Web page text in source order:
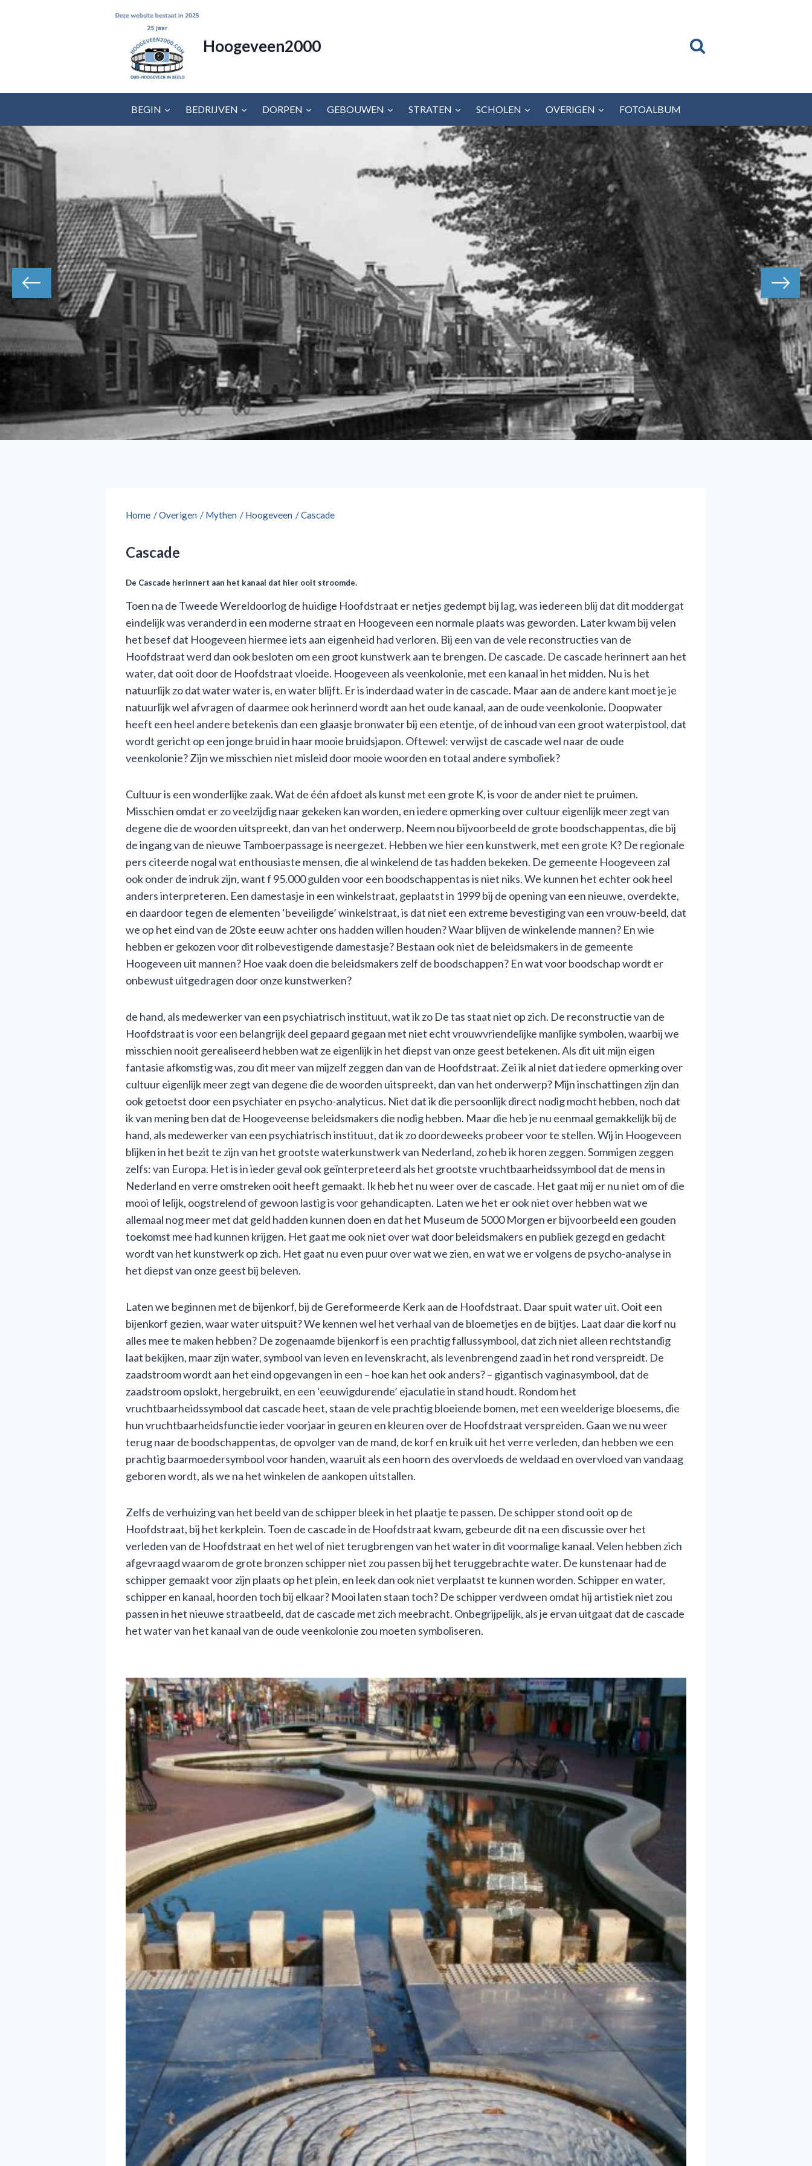
Hoogeveen2000
BEGIN BEDRIJVEN DORPEN GEBOUWEN STRATEN SCHOLEN OVERIGEN FOTOALBUM
Home /Overigen / Mythen / Hoogeveen /Cascade
Cascade
De Cascade herinnert aan het kanaal dat hier ooit stroomde.
Toen na de Tweede Wereldoorlog de huidige Hoofdstraat er netjes gedempt bij lag, was iedereen blij dat dit moddergat
eindelijk was veranderd in een moderne straat en Hoogeveen een normale plaats was geworden. Later kwam bij velen
het besef dat Hoogeveen hiermee iets aan eigenheid had verloren. Bij een van de vele reconstructies van de
Hoofdstraat werd dan ook besloten om een groot kunstwerk aan te brengen. De cascade. De cascade herinnert aan het
water, dat ooit door de Hoofdstraat vloeide. Hoogeveen als veenkolonie, met een kanaal in het midden. Nu is het
natuurlijk zo dat water water is, en water blijft. Er is inderdaad water in de cascade. Maar aan de andere kant moet je je
natuurlijk wel afvragen of daarmee ook herinnerd wordt aan het oude kanaal, aan de oude veenkolonie. Doopwater
heeft een heel andere betekenis dan een glaasje bronwater bij een etentje, of de inhoud van een groot waterpistool, dat
wordt gericht op een jonge bruid in haar mooie bruidsjapon. Oftewel: verwijst de cascade wel naar de oude
veenkolonie? Zijn we misschien niet misleid door mooie woorden en totaal andere symboliek?
Cultuur is een wonderlijke zaak. Wat de één afdoet als kunst met een grote K, is voor de ander niet te pruimen.
Misschien omdat er zo veelzijdig naar gekeken kan worden, en iedere opmerking over cultuur eigenlijk meer zegt van
degene die de woorden uitspreekt, dan van het onderwerp. Neem nou bijvoorbeeld de grote boodschappentas, die bij
de ingang van de nieuwe Tamboerpassage is neergezet. Hebben we hier een kunstwerk, met een grote K? De regionale
pers citeerde nogal wat enthousiaste mensen, die al winkelend de tas hadden bekeken. De gemeente Hoogeveen zal
ook onder de indruk zijn, want f 95.000 gulden voor een boodschappentas is niet niks. We kunnen het echter ook heel
anders interpreteren. Een damestasje in een winkelstraat, geplaatst in 1999 bij de opening van een nieuwe, overdekte,
en daardoor tegen de elementen ‘beveiligde’ winkelstraat, is dat niet een extreme bevestiging van een vrouw-beeld, dat
we op het eind van de 20ste eeuw achter ons hadden willen houden? Waar blijven de winkelende mannen? En wie
hebben er gekozen voor dit rolbevestigende damestasje? Bestaan ook niet de beleidsmakers in de gemeente
Hoogeveen uit mannen? Hoe vaak doen die beleidsmakers zelf de boodschappen? En wat voor boodschap wordt er
onbewust uitgedragen door onze kunstwerken?
de hand, als medewerker van een psychiatrisch instituut, wat ik zo De tas staat niet op zich. De reconstructie van de
Hoofdstraat is voor een belangrijk deel gepaard gegaan met niet echt vrouwvriendelijke manlijke symbolen, waarbij we
misschien nooit gerealiseerd hebben wat ze eigenlijk in het diepst van onze geest betekenen. Als dit uit mijn eigen
fantasie afkomstig was, zou dit meer van mijzelf zeggen dan van de Hoofdstraat. Zei ik al niet dat iedere opmerking over
cultuur eigenlijk meer zegt van degene die de woorden uitspreekt, dan van het onderwerp? Mijn inschattingen zijn dan
ook getoetst door een psychiater en psycho-analyticus. Niet dat ik die persoonlijk direct nodig mocht hebben, noch dat
ik van mening ben dat de Hoogeveense beleidsmakers die nodig hebben. Maar die heb je nu eenmaal gemakkelijk bij de
hand, als medewerker van een psychiatrisch instituut, dat ik zo doordeweeks probeer voor te stellen. Wij in Hoogeveen
blijken in het bezit te zijn van het grootste waterkunstwerk van Nederland, zo heb ik horen zeggen. Sommigen zeggen
zelfs: van Europa. Het is in ieder geval ook geïnterpreteerd als het grootste vruchtbaarheidssymbool dat de mens in
Nederland en verre omstreken ooit heeft gemaakt. Ik heb het nu weer over de cascade. Het gaat mij er nu niet om of die
mooi of lelijk, oogstrelend of gewoon lastig is voor gehandicapten. Laten we het er ook niet over hebben wat we
allemaal nog meer met dat geld hadden kunnen doen en dat het Museum de 5000 Morgen er bijvoorbeeld een gouden
toekomst mee had kunnen krijgen. Het gaat me ook niet over wat door beleidsmakers en publiek gezegd en gedacht
wordt van het kunstwerk op zich. Het gaat nu even puur over wat we zien, en wat we er volgens de psycho-analyse in
het diepst van onze geest bij beleven.
Laten we beginnen met de bijenkorf, bij de Gereformeerde Kerk aan de Hoofdstraat. Daar spuit water uit. Ooit een
bijenkorf gezien, waar water uitspuit? We kennen wel het verhaal van de bloemetjes en de bijtjes. Laat daar die korf nu
alles mee te maken hebben? De zogenaamde bijenkorf is een prachtig fallussymbool, dat zich niet alleen rechtstandig
laat bekijken, maar zijn water, symbool van leven en levenskracht, als levenbrengend zaad in het rond verspreidt. De
zaadstroom wordt aan het eind opgevangen in een – hoe kan het ook anders? – gigantisch vaginasymbool, dat de
zaadstroom opslokt, hergebruikt, en een ‘eeuwigdurende’ ejaculatie in stand houdt. Rondom het
vruchtbaarheidssymbool dat cascade heet, staan de vele prachtig bloeiende bomen, met een weelderige bloesems, die
hun vruchtbaarheidsfunctie ieder voorjaar in geuren en kleuren over de Hoofdstraat verspreiden. Gaan we nu weer
terug naar de boodschappentas, de opvolger van de mand, de korf en kruik uit het verre verleden, dan hebben we een
prachtig baarmoedersymbool voor handen, waaruit als een hoorn des overvloeds de weldaad en overvloed van vandaag
geboren wordt, als we na het winkelen de aankopen uitstallen.
Zelfs de verhuizing van het beeld van de schipper bleek in het plaatje te passen. De schipper stond ooit op de
Hoofdstraat, bij het kerkplein. Toen de cascade in de Hoofdstraat kwam, gebeurde dit na een discussie over het
verleden van de Hoofdstraat en het wel of niet terugbrengen van het water in dit voormalige kanaal. Velen hebben zich
afgevraagd waarom de grote bronzen schipper niet zou passen bij het teruggebrachte water. De kunstenaar had de
schipper gemaakt voor zijn plaats op het plein, en leek dan ook niet verplaatst te kunnen worden. Schipper en water,
schipper en kanaal, hoorden toch bij elkaar? Mooi laten staan toch? De schipper verdween omdat hij artistiek niet zou
passen in het nieuwe straatbeeld, dat de cascade met zich meebracht. Onbegrijpelijk, als je ervan uitgaat dat de cascade
het water van het kanaal van de oude veenkolonie zou moeten symboliseren.